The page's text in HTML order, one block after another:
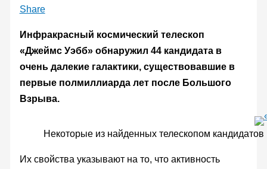
Share
Инфракрасный космический телескоп
«Джеймс Уэбб» обнаружил 44 кандидата в
очень далекие галактики, существовавшие в
первые полмиллиарда лет после Большого
Взрыва.
Некоторые из найденных телескопом
Их свойства указывают на то, что активность